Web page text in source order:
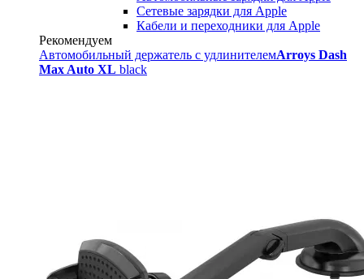
Сетевые зарядки для Apple
Кабели и переходники для Apple
Рекомендуем
Автомобильный держатель с удлинителемArroys Dash
Max Auto XL black